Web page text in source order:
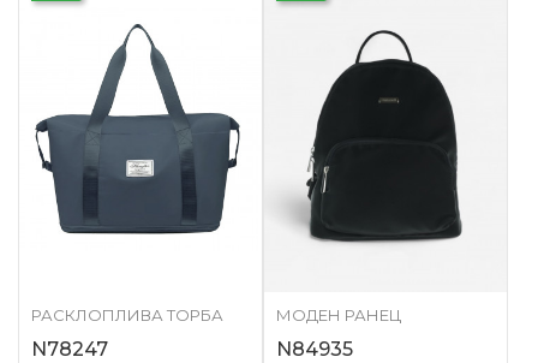
РАСКЛОПЛИВА ТОРБА
N78247
МОДЕН РАНЕЦ
N84935